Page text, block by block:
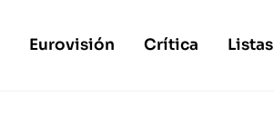
Eurovisión Crítica Listas